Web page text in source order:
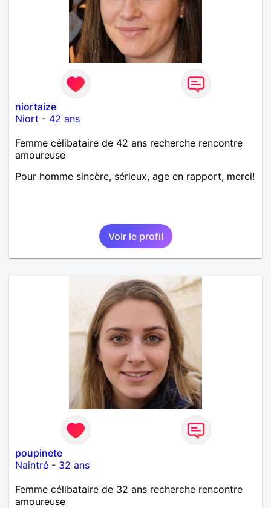
niortaize
Niort - 42 ans
Femme célibataire de 42 ans recherche rencontre
amoureuse
Pour homme sincère, sérieux, age en rapport, merci!
Voir le profil
poupinete
Naintré - 32 ans
Femme célibataire de 32 ans recherche rencontre
amoureuse